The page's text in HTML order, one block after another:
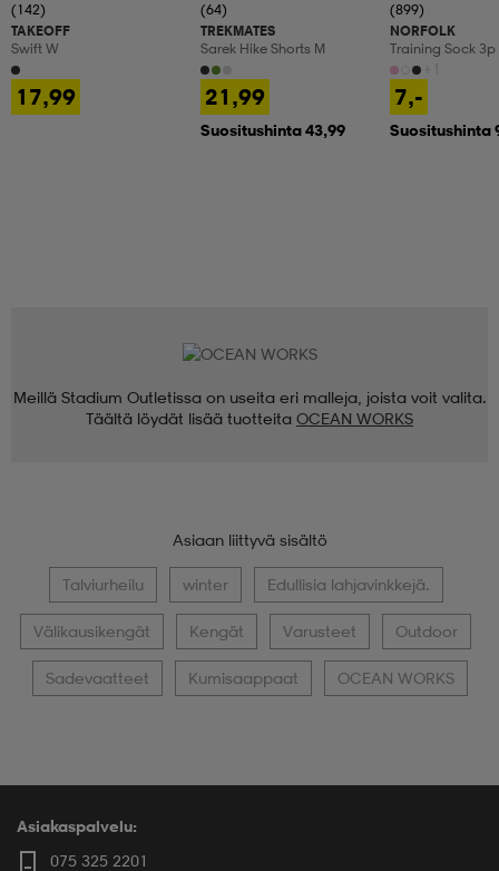
(142)
TAKEOFF
Swift W
17,99
(64)
TREKMATES
Sarek Hike Shorts M
21,99
Suositushinta 43,99
(899)
NORFOLK
Training Sock 3p
7,-
Suositushinta
Meillä Stadium Outletissa on useita eri malleja, joista voit valita.
Täältä löydät lisää tuotteita OCEAN WORKS
Asiaan liittyvä sisältö
Talviurheilu winter Edullisia lahjavinkkejä.
Välikausikengät Kengät Varusteet Outdoor
Sadevaatteet Kumisaappaat OCEAN WORKS
Asiakaspalvelu:
075 325 2201